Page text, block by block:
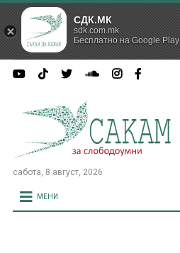
сабота, 8 август, 2026
МЕНИ
СДК.МК
sdk.com.mk
Бесплатно на Google Play